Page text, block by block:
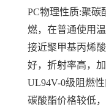
PC物理性质:聚碳
燃，在普通使用
接近聚甲基丙烯
好，折射率高，
UL94V-0级阻燃
碳酸酯价格较低